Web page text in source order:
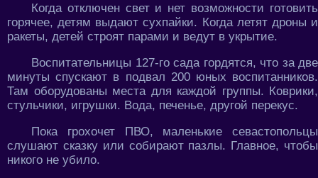
Когда отключен свет и нет возможности готовить
горячее, детям выдают сухпайки. Когда летят дроны и
ракеты, детей строят парами и ведут в укрытие.
Воспитательницы 127-го сада гордятся, что за две
минуты спускают в подвал 200 юных воспитанников.
Там оборудованы места для каждой группы. Коврики,
стульчики, игрушки. Вода, печенье, другой перекус.
Пока грохочет ПВО, маленькие севастопольцы
слушают сказку или собирают пазлы. Главное, чтобы
никого не убило.